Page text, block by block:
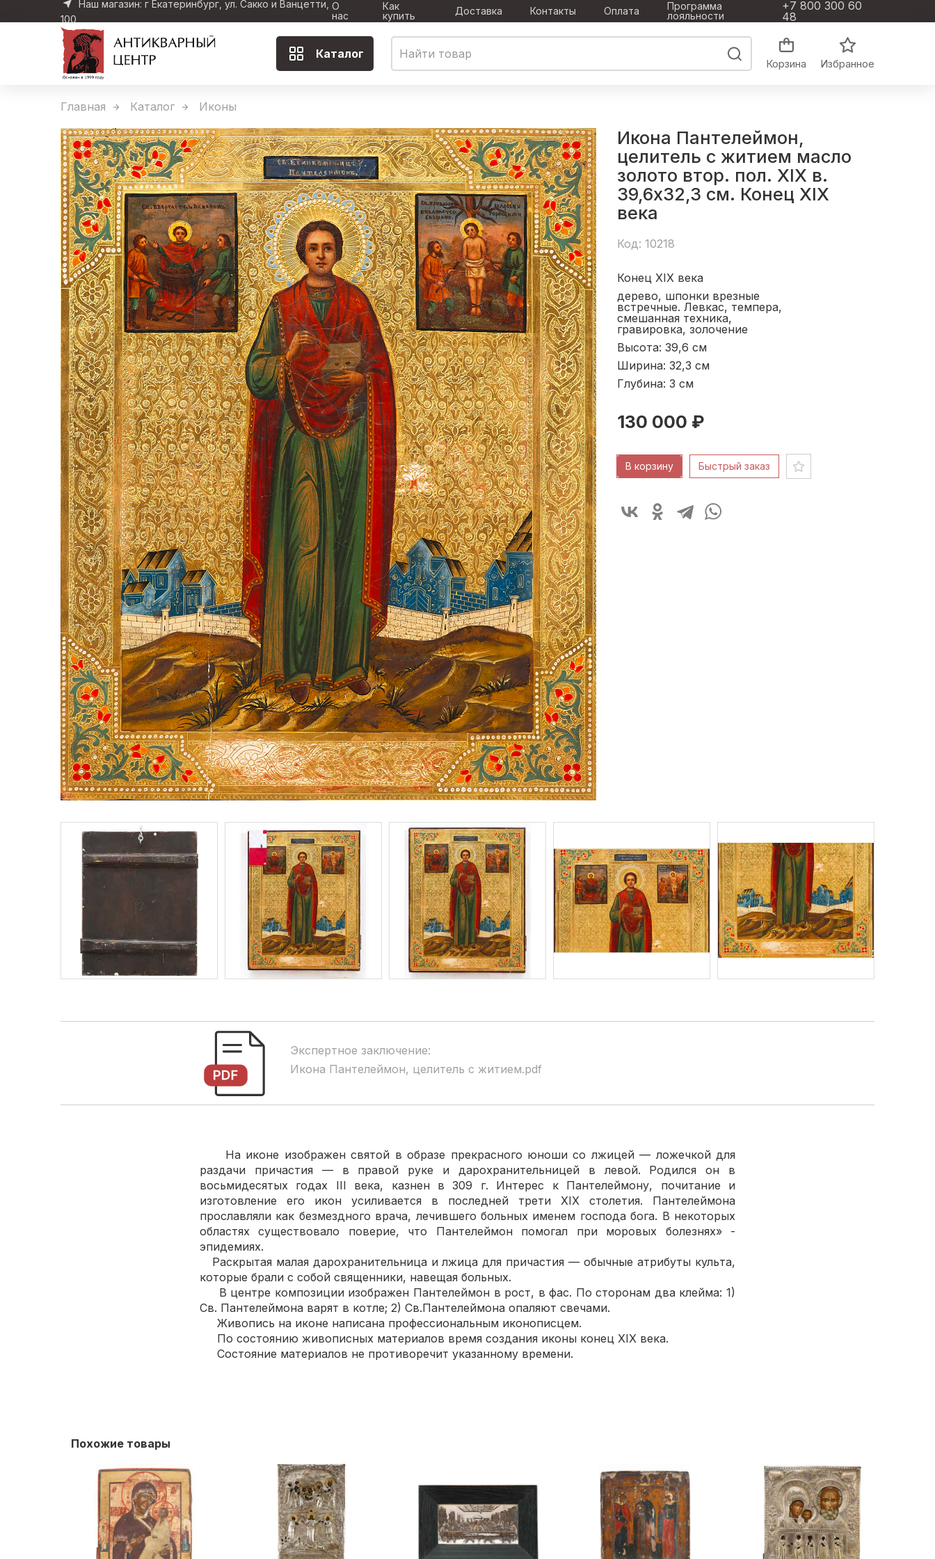
Наш магазин: г Екатеринбург, ул. Сакко и Ванцетти,
100
О
нас
Как
купить
Доставка Контакты Оплата
Программа
лояльности
+7 800 300 60
48
Каталог
Корзина Избранное
Главная Каталог Иконы
Икона Пантелеймон,
целитель с житием масло
золото втор. пол. XIX в.
39,6x32,3 см. Конец XIX
века
Код: 10218
Конец XIX века
дерево, шпонки врезные
встречные. Левкас, темпера,
смешанная техника,
гравировка, золочение
Высота: 39,6 см
Ширина: 32,3 см
Глубина: 3 см
130 000 ₽
В корзину Быстрый заказ
Экспертное заключение:
Икона Пантелеймон, целитель с житием.pdf
На иконе изображен святой в образе прекрасного юноши со лжицей — ложечкой для
раздачи причастия — в правой руке и дарохранительницей в левой. Родился он в
восьмидесятых годах III века, казнен в 309 г. Интерес к Пантелеймону, почитание и
изготовление его икон усиливается в последней трети XIX столетия. Пантелеймона
прославляли как безмездного врача, лечившего больных именем господа бога. В некоторых
областях существовало поверие, что Пантелеймон помогал при моровых болезнях» -
эпидемиях.
Раскрытая малая дарохранительница и лжица для причастия — обычные атрибуты культа,
которые брали с собой священники, навещая больных.
В центре композиции изображен Пантелеймон в рост, в фас. По сторонам два клейма: 1)
Св. Пантелеймона варят в котле; 2) Св.Пантелеймона опаляют свечами.
Живопись на иконе написана профессиональным иконописцем.
По состоянию живописных материалов время создания иконы конец XIX века.
Состояние материалов не противоречит указанному времени.
Похожие товары